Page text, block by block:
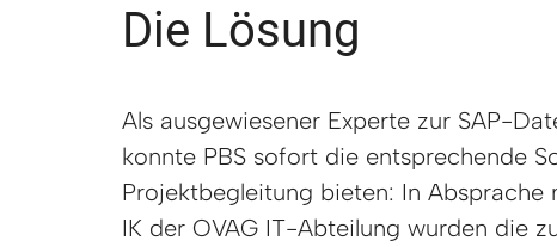
Die Lösung
Als ausgewiesener Experte zur SAP-
konnte PBS sofort die entsprechende
Projektbegleitung bieten: In
IK der OVAG IT-Abteilung wurden die